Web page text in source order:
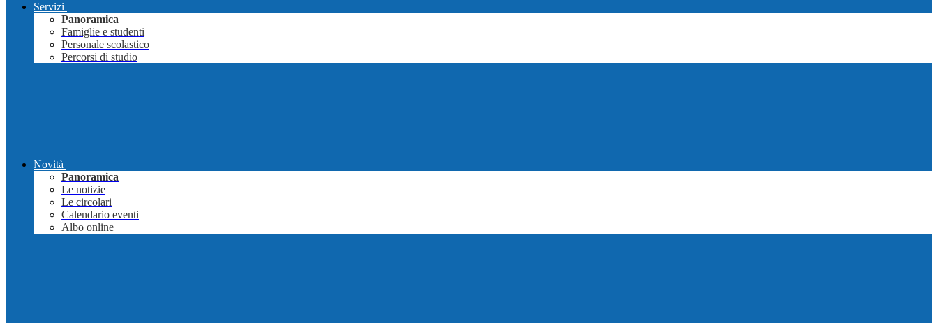
Servizi
Panoramica
Famiglie e studenti
Personale scolastico
Percorsi di studio
Novità
Panoramica
Le notizie
Le circolari
Calendario eventi
Albo online